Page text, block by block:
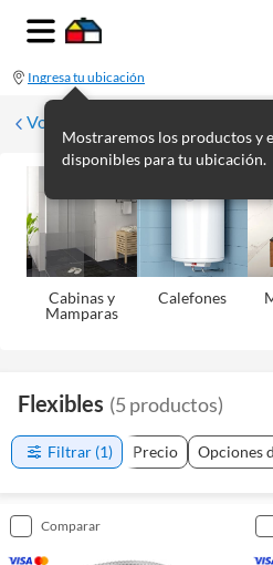
Ingresa tu ubicación
Mostraremos los productos y
disponibles para tu ubicación.
Volver
Cabinas y
Mamparas
Calefones
Flexibles (5productos)
Filtrar (1) Precio Opciones
comparar